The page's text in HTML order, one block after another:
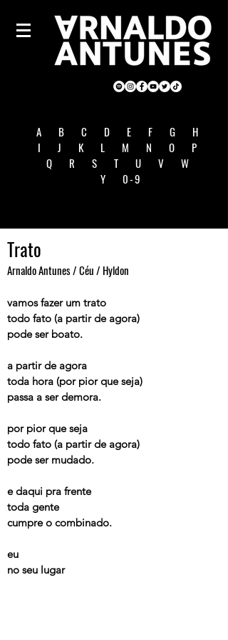
A B C D E F G
H
I
J K L M N O
P
Q
R S T U V
W
Y
0-9
Trato
Arnaldo Antunes / Céu / Hyldon
vamos fazer um trato
todo fato (a partir de agora)
pode ser boato.
a partir de agora
toda hora (por pior que seja)
passa a ser demora.
por pior que seja
todo fato (a partir de agora)
pode ser mudado.
e daqui pra frente
toda gente
cumpre o combinado.
eu
no seu lugar